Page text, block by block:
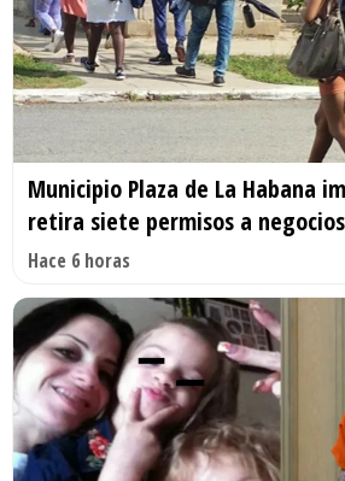
Municipio Plaza de La Habana
retira siete permisos a
Hace 6 horas